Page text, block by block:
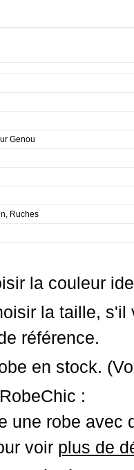
Genou
Ruches
la couleur
la taille,
référence.
en stock.
:
une robe
voir plus de